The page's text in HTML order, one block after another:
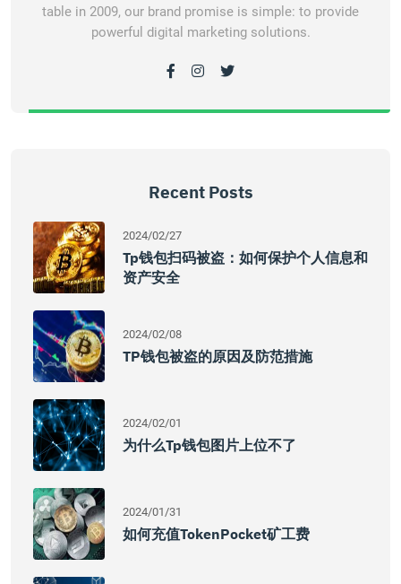
table in 2009, our brand promise is simple: to provide
powerful digital marketing solutions.
Recent Posts
2024/02/27
Tp钱包扫码被盗：如何保护个人信息和
资产安全
2024/02/08
TP钱包被盗的原因及防范措施
2024/02/01
为什么tp钱包图片上位不了
2024/01/31
如何充值TokenPocket矿工费